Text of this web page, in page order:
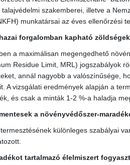
szakemberei, illetve a
munkatársai az éves ellenőrzési
forgalomban kapható
a maximálisan megengedhető
Residue Limit, MRL) jogszabályok
annál nagyobb a valószínűsége,
A vizsgálati eredmények alapján a
és csak a minták 1-2 %-a haladja
a növényvédőszer-
különleges szabályai
tartalmazó élelmiszert